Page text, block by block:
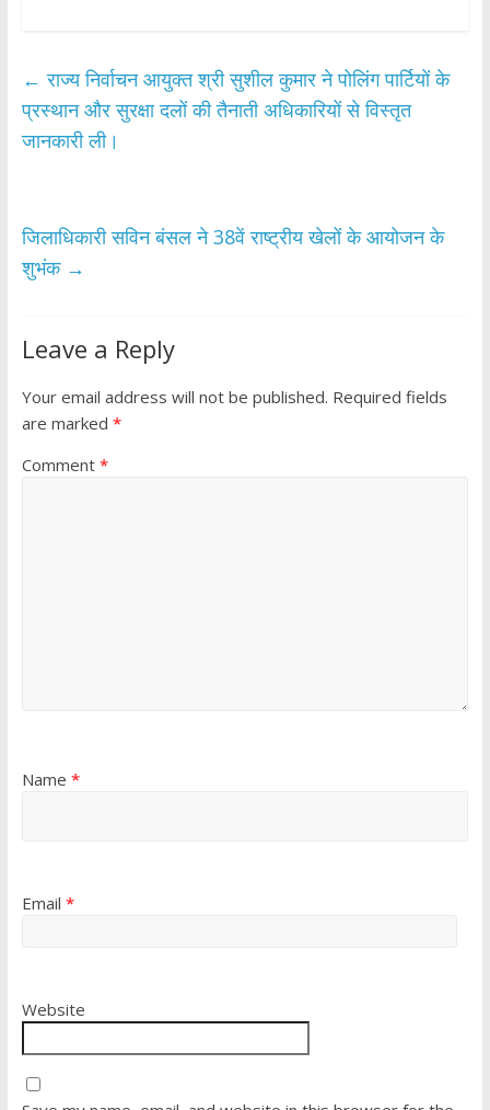
b
o
o
er s
A
e
← राज्य निर्वाचन आयुक्त श्री सुशील कुमार ने पोलिंग पार्टियों के
प्रस्थान और सुरक्षा दलों की तैनाती अधिकारियों से विस्तृत
जानकारी ली।
जिलाधिकारी सविन बंसल ने 38वें राष्ट्रीय खेलों के आयोजन के
शुभंक →
Leave a Reply
Your email address will not be published. Required fields
are marked *
Comment *
Name *
Email *
Website